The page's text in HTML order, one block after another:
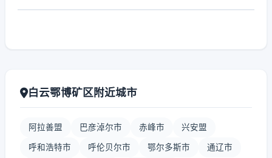
白云鄂博矿区附近城市
阿拉善盟 巴彦淖尔市 赤峰市 兴安盟
呼和浩特市 呼伦贝尔市 鄂尔多斯市 通辽市